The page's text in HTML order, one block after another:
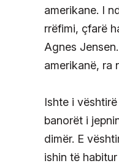
amerikane. I
rrëfimi, çfarë
Agnes
amerikanë, ra
Ishte i
banorët i
dimër. E
ishin të